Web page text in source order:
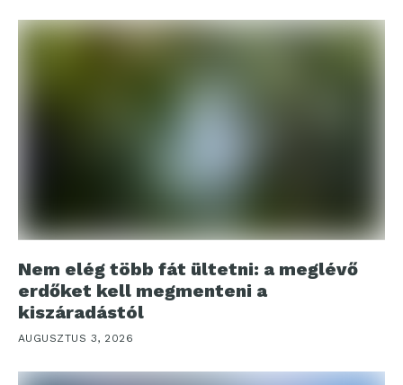
Nem elég több fát ültetni: a meglévő
erdőket kell megmenteni a
kiszáradástól
AUGUSZTUS 3, 2026